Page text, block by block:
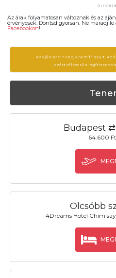
Az árak folyamatosan változnak és az
érvényesek. Döntsd gyorsan. Ne maradj
Facebookon!
Az ajánlat 517 napja nem frissült. Az
ezért célszerű a legfrissebb
Budapest
64.600
Olcsóbb
4Dreams Hotel